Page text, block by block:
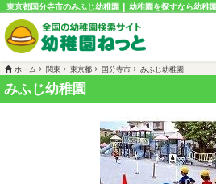
東京都国分寺市のみふじ幼稚園 | 幼稚園を探すなら幼稚
ホーム 関東 東京都 国分寺市 みふじ幼稚園
みふじ幼稚園